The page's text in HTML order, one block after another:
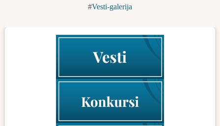
Vesti-galerija